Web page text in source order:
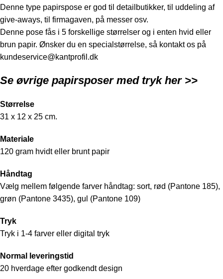
Denne type papirspose er god til detailbutikker, til uddeling af
give-aways, til firmagaven, på messer osv.
Denne pose fås i 5 forskellige størrelser og i enten hvid eller
brun papir. Ønsker du en specialstørrelse, så kontakt os på
kundeservice@kantprofil.dk
Se øvrige papirsposer med tryk her >>
Størrelse
31 x 12 x 25 cm.
Materiale
120 gram hvidt eller brunt papir
Håndtag
Vælg mellem følgende farver håndtag: sort, rød (Pantone 185),
grøn (Pantone 3435), gul (Pantone 109)
Tryk
Tryk i 1-4 farver eller digital tryk
Normal leveringstid
20 hverdage efter godkendt design